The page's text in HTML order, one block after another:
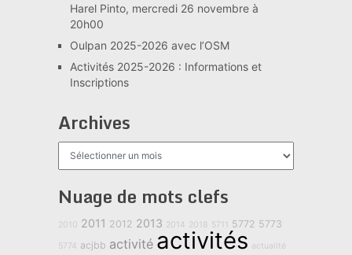
Harel Pinto, mercredi 26 novembre à
20h00
Oulpan 2025-2026 avec l’OSM
Activités 2025-2026 : Informations et
Inscriptions
Archives
Archives
Nuage de mots clefs
2010 2011 2012 2013 2014 2018 5711 5772 5773
5774 acjbb activité activités actualité